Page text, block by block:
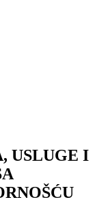
USLUGE I